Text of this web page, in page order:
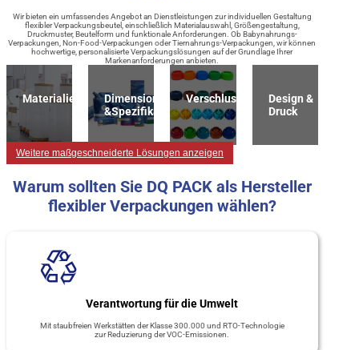
Wir bieten ein umfassendes Angebot an Dienstleistungen zur individuellen Gestaltung
flexibler Verpackungsbeutel, einschließlich Materialauswahl, Größengestaltung,
Druckmuster, Beutelform und funktionale Anforderungen. Ob Babynahrungs-
Verpackungen, Non-Food-Verpackungen oder Tiernahrungs-Verpackungen, wir können
hochwertige, personalisierte Verpackungslösungen auf der Grundlage Ihrer
Markenanforderungen anbieten.
Materialien
Dimension
&Spezifikation
Verschlussart
Design &
Druck
Weitere maßgeschneiderte Lösungen anzeigen
Warum sollten Sie DQ PACK als Hersteller
flexibler Verpackungen wählen?
Verantwortung für die Umwelt
Mit staubfreien Werkstätten der Klasse 300.000 und RTO-Technologie
zur Reduzierung der VOC-Emissionen.